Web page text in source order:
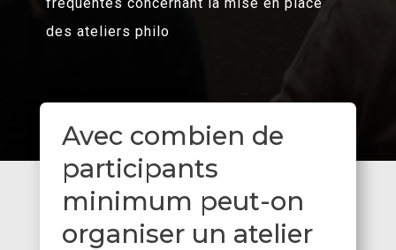
des ateliers philo
Avec combien de
participants
minimum peut-on
organiser un atelier